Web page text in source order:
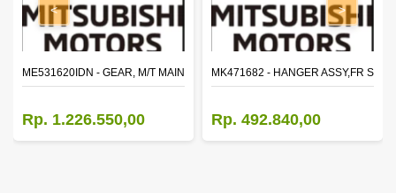
2ND SPEED (M035S5)
ME531620IDN - GEAR, M/T MAIN SHAFT REVERSE
Rp. 1.226.550,00
MK471682 - HANGER ASSY,FR
Rp. 492.840,00
< >